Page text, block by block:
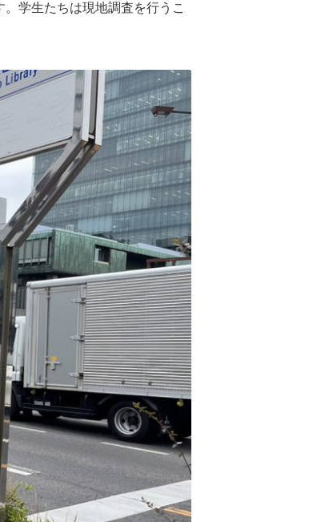
学生たちは現地調査を行うこ